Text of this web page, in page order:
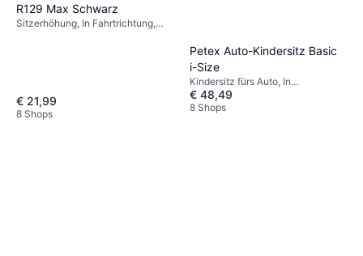
R129 Max Schwarz
Sitzerhöhung, In Fahrtrichtung,
€ 21,99
8 Shops
Petex Auto-Kindersitz Basic
i-Size
Kindersitz fürs Auto, In
Fahrtrichtung, i-Size,
Neugeboreneneinsatz inklusive,
€ 48,49
8 Shops